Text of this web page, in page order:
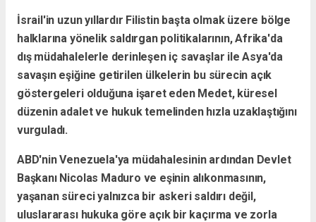
İsrail'in uzun yıllardır Filistin başta olmak üzere bölge
halklarına yönelik saldırgan politikalarının, Afrika'da
dış müdahalelerle derinleşen iç savaşlar ile Asya'da
savaşın eşiğine getirilen ülkelerin bu sürecin açık
göstergeleri olduğuna işaret eden Medet, küresel
düzenin adalet ve hukuk temelinden hızla uzaklaştığını
vurguladı.
ABD'nin Venezuela'ya müdahalesinin ardından Devlet
Başkanı Nicolas Maduro ve eşinin alıkonmasının,
yaşanan süreci yalnızca bir askeri saldırı değil,
uluslararası hukuka göre açık bir kaçırma ve zorla